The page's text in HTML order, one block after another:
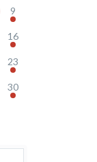
9
16
23
30